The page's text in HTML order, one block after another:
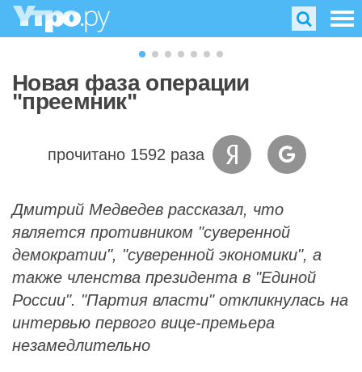
Новая фаза операции
"преемник"
прочитано 1592 раза
Дмитрий Медведев рассказал, что
является противником "суверенной
демократии", "суверенной экономики", а
также членства президента в "Единой
России". "Партия власти" откликнулась на
интервью первого вице-премьера
незамедлительно